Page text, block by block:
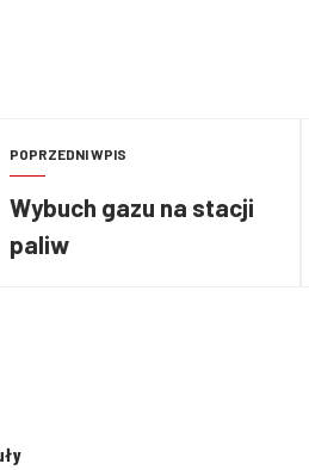
POPRZEDNI WPIS
Wybuch gazu na stacji
paliw